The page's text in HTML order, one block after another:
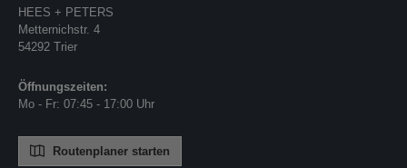
HEES + PETERS
Metternichstr. 4
54292 Trier
Öffnungszeiten:
Mo - Fr: 07:45 - 17:00 Uhr
Routenplaner starten